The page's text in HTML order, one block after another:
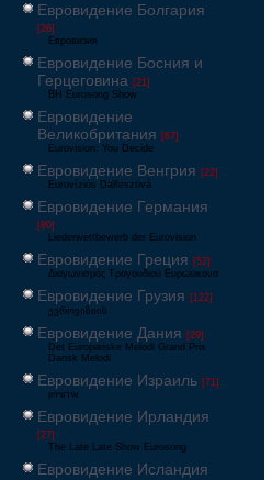
Евровидение Болгария
[26]
Евровизия
Евровидение Босния и
Герцеговина [21]
BH Eurosong Show
Евровидение
Великобритания [67]
Eurovision: You Decide
Евровидение Венгрия [22]
Eurovíziós Dalfesztivá
Евровидение Германия
[80]
Liederwettbewerb der Eurovision
Евровидение Греция [52]
Διαγωνισμός Τραγουδιού Ευρώεικονα
Евровидение Грузия [122]
ევროვიზიის
Евровидение Дания [29]
Det Europæiske Melodi Grand Prix
Dansk Melodi
Евровидение Израиль [71]
‏אירוויזיון
Евровидение Ирландия
[27]
The Late Late Show Eurosong
Евровидение Исландия